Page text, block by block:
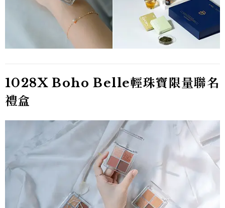
1028X Boho Belle輕珠寶限量聯名
禮盒